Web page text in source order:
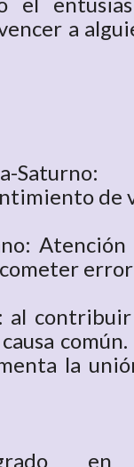
a
Saturno:
de
al
la